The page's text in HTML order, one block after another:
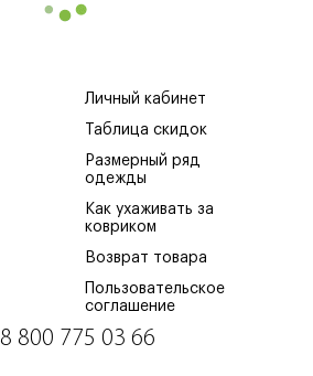
Личный кабинет
Таблица скидок
Размерный ряд
одежды
Как ухаживать за
ковриком
Возврат товара
Пользовательское
соглашение
8 800 775 03 66